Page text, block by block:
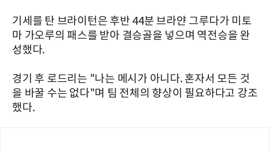
기세를 탄 브라이턴은 후반 44분 브라얀 그루다가 미토
마 가오루의 패스를 받아 결승골을 넣으며 역전승을 완
성했다.
경기 후 로드리는 "나는 메시가 아니다. 혼자서 모든 것
을 바꿀 수는 없다"며 팀 전체의 향상이 필요하다고 강조
했다.